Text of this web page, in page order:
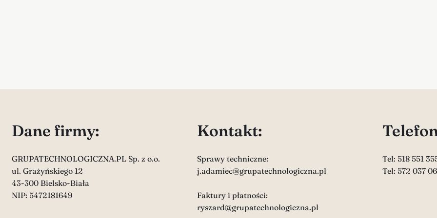
Dane firmy:
GRUPATECHNOLOGICZNA.PL Sp. z o.o.
ul. Grażyńskiego 12
43-300 Bielsko-Biała
NIP: 5472181649
Kontakt:
Sprawy techniczne:
j.adamiec@grupatechnologiczna.pl
Faktury i płatności:
ryszard@grupatechnologiczna.pl
Tel: 518 551
Tel: 572 037